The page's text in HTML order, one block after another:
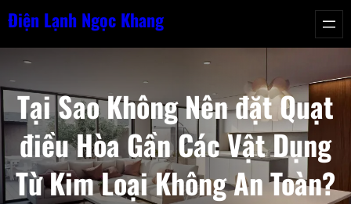
Chuyển
nội
dung
Điện Lạnh Ngọc Khang
Tại Sao Không Nên đặt Quạt
điều Hòa Gần Các Vật Dụng
Từ Kim Loại Không An Toàn?